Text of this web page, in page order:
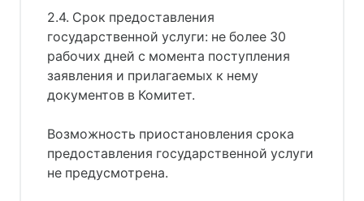
2.4. Срок предоставления
государственной услуги: не более 30
рабочих дней с момента поступления
заявления и прилагаемых к нему
документов в Комитет.
Возможность приостановления срока
предоставления государственной услуги
не предусмотрена.